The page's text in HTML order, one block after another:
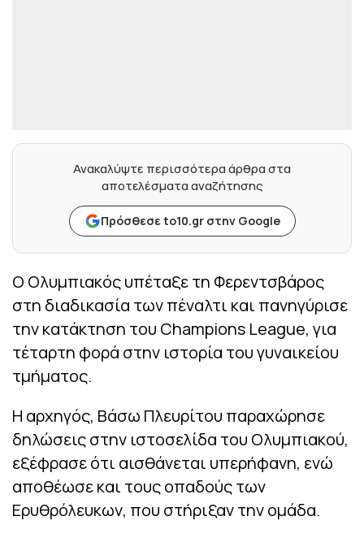
Ανακαλύψτε περισσότερα άρθρα στα
αποτελέσματα αναζήτησης
Πρόσθεσε to10.gr στην Google
Ο Ολυμπιακός υπέταξε τη Φερεντσβάρος
στη διαδικασία των πέναλτι και πανηγύρισε
την κατάκτηση του Champions League, για
τέταρτη φορά στην ιστορία του γυναικείου
τμήματος.
Η αρχηγός, Βάσω Πλευρίτου παραχώρησε
δηλώσεις στην ιστοσελίδα του Ολυμπιακού,
εξέφρασε ότι αισθάνεται υπερήφανη, ενώ
αποθέωσε και τους οπαδούς των
Ερυθρόλευκων, που στήριξαν την ομάδα.